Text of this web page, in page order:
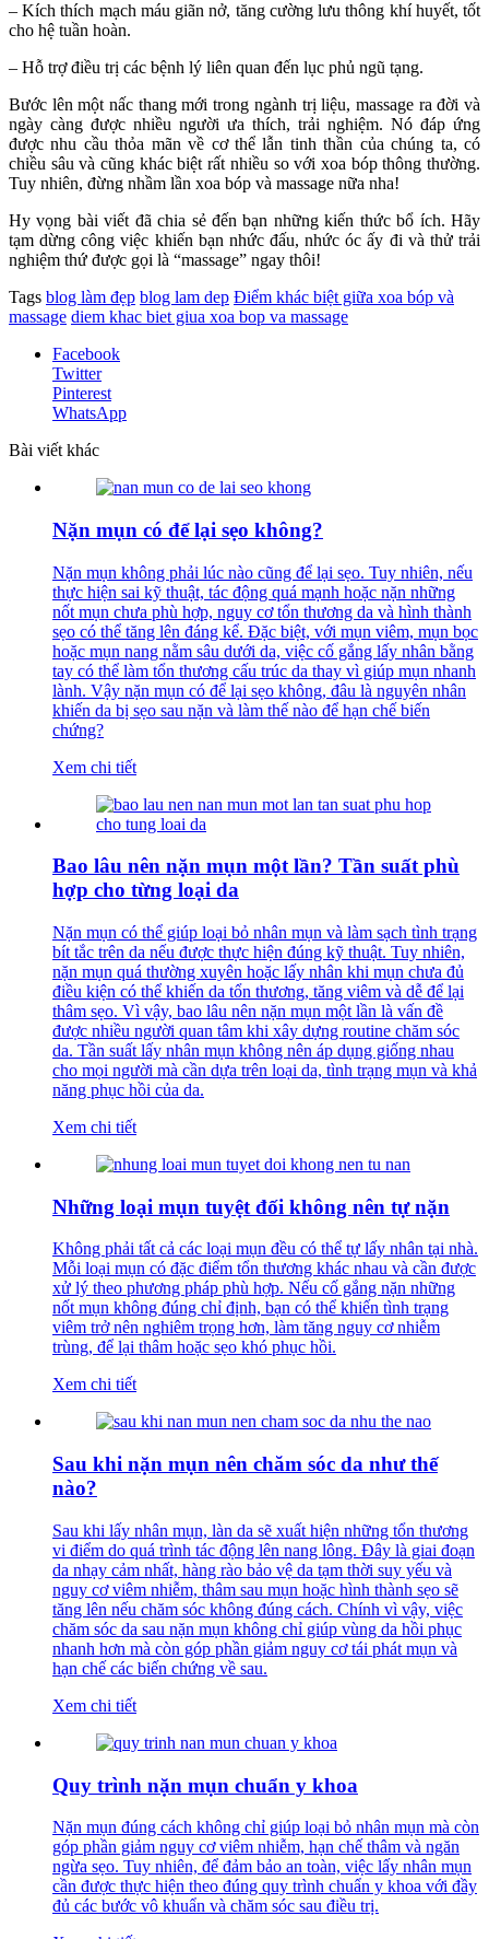
– Kích thích mạch máu giãn nở, tăng cường lưu thông khí huyết, tốt
cho hệ tuần hoàn.
– Hỗ trợ điều trị các bệnh lý liên quan đến lục phủ ngũ tạng.
Bước lên một nấc thang mới trong ngành trị liệu, massage ra đời và
ngày càng được nhiều người ưa thích, trải nghiệm. Nó đáp ứng
được nhu cầu thỏa mãn về cơ thể lẫn tinh thần của chúng ta, có
chiều sâu và cũng khác biệt rất nhiều so với xoa bóp thông thường.
Tuy nhiên, đừng nhầm lần xoa bóp và massage nữa nha!
Hy vọng bài viết đã chia sẻ đến bạn những kiến thức bổ ích. Hãy
tạm dừng công việc khiến bạn nhức đấu, nhức óc ấy đi và thử trải
nghiệm thứ được gọi là “massage” ngay thôi!
Tags blog làm đẹp blog lam dep Điểm khác biệt giữa xoa bóp và
massage diem khac biet giua xoa bop va massage
Facebook
Twitter
Pinterest
WhatsApp
Bài viết khác
Nặn mụn có để lại sẹo không?
Nặn mụn không phải lúc nào cũng để lại sẹo. Tuy nhiên, nếu
thực hiện sai kỹ thuật, tác động quá mạnh hoặc nặn những
nốt mụn chưa phù hợp, nguy cơ tổn thương da và hình thành
sẹo có thể tăng lên đáng kể. Đặc biệt, với mụn viêm, mụn bọc
hoặc mụn nang nằm sâu dưới da, việc cố gắng lấy nhân bằng
tay có thể làm tổn thương cấu trúc da thay vì giúp mụn nhanh
lành. Vậy nặn mụn có để lại sẹo không, đâu là nguyên nhân
khiến da bị sẹo sau nặn và làm thế nào để hạn chế biến
chứng?
Xem chi tiết
Bao lâu nên nặn mụn một lần? Tần suất phù
hợp cho từng loại da
Nặn mụn có thể giúp loại bỏ nhân mụn và làm sạch tình trạng
bít tắc trên da nếu được thực hiện đúng kỹ thuật. Tuy nhiên,
nặn mụn quá thường xuyên hoặc lấy nhân khi mụn chưa đủ
điều kiện có thể khiến da tổn thương, tăng viêm và dễ để lại
thâm sẹo. Vì vậy, bao lâu nên nặn mụn một lần là vấn đề
được nhiều người quan tâm khi xây dựng routine chăm sóc
da. Tần suất lấy nhân mụn không nên áp dụng giống nhau
cho mọi người mà cần dựa trên loại da, tình trạng mụn và khả
năng phục hồi của da.
Xem chi tiết
Những loại mụn tuyệt đối không nên tự nặn
Không phải tất cả các loại mụn đều có thể tự lấy nhân tại nhà.
Mỗi loại mụn có đặc điểm tổn thương khác nhau và cần được
xử lý theo phương pháp phù hợp. Nếu cố gắng nặn những
nốt mụn không đúng chỉ định, bạn có thể khiến tình trạng
viêm trở nên nghiêm trọng hơn, làm tăng nguy cơ nhiễm
trùng, để lại thâm hoặc sẹo khó phục hồi.
Xem chi tiết
Sau khi nặn mụn nên chăm sóc da như thế
nào?
Sau khi lấy nhân mụn, làn da sẽ xuất hiện những tổn thương
vi điểm do quá trình tác động lên nang lông. Đây là giai đoạn
da nhạy cảm nhất, hàng rào bảo vệ da tạm thời suy yếu và
nguy cơ viêm nhiễm, thâm sau mụn hoặc hình thành sẹo sẽ
tăng lên nếu chăm sóc không đúng cách. Chính vì vậy, việc
chăm sóc da sau nặn mụn không chỉ giúp vùng da hồi phục
nhanh hơn mà còn góp phần giảm nguy cơ tái phát mụn và
hạn chế các biến chứng về sau.
Xem chi tiết
Quy trình nặn mụn chuẩn y khoa
Nặn mụn đúng cách không chỉ giúp loại bỏ nhân mụn mà còn
góp phần giảm nguy cơ viêm nhiễm, hạn chế thâm và ngăn
ngừa sẹo. Tuy nhiên, để đảm bảo an toàn, việc lấy nhân mụn
cần được thực hiện theo đúng quy trình chuẩn y khoa với đầy
đủ các bước vô khuẩn và chăm sóc sau điều trị.